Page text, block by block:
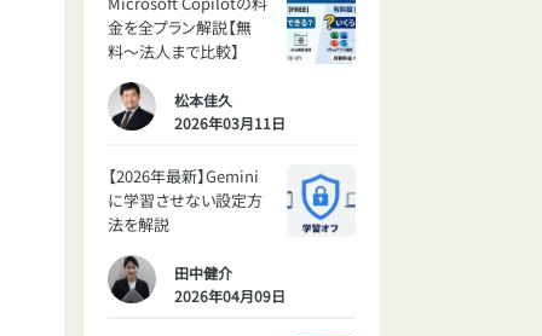
金を全プラン解説【無
料〜法人まで比較】
松本佳久
2026年03月11日
【2026年最新】Gemini
に学習させない設定方
法を解説
田中健介
2026年04月09日